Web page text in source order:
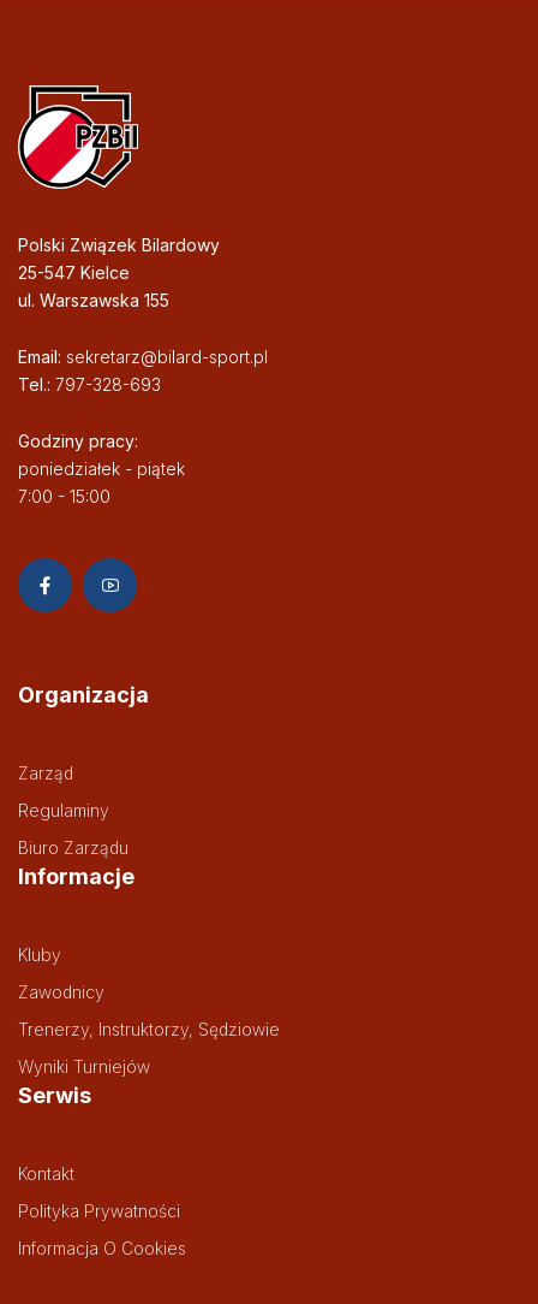
Polski Związek Bilardowy
25-547 Kielce
ul. Warszawska 155
Email: sekretarz@bilard-sport.pl
Tel.: 797-328-693
Godziny pracy:
poniedziałek - piątek
7:00 - 15:00
Organizacja
Zarząd
Regulaminy
Biuro Zarządu
Informacje
Kluby
Zawodnicy
Trenerzy, Instruktorzy, Sędziowie
Wyniki Turniejów
Serwis
Kontakt
Polityka Prywatności
Informacja O Cookies